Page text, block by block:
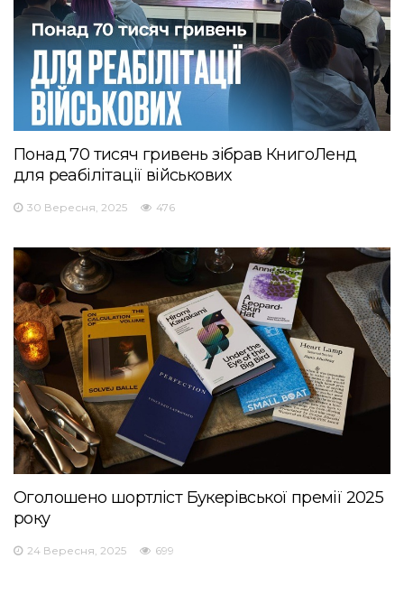
Понад 70 тисяч гривень зібрав КнигоЛенд
для реабілітації військових
30 Вересня, 2025 476
Оголошено шортліст Букерівської премії 2025
року
24 Вересня, 2025 699